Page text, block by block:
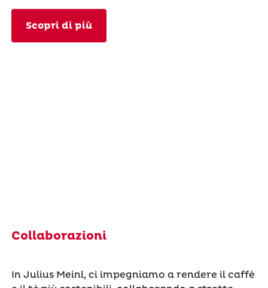
Scopri di più
Collaborazioni
In Julius Meinl, ci impegniamo a rendere il caffè